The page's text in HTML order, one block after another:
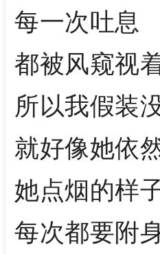
每一次吐息
都被风窥视
所以我假装
就好像她依
她点烟的样
每次都要附